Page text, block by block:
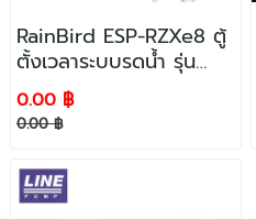
RainBird ESP-RZXe8 ตู้
ตั้งเวลาระบบรดน้ำ รุ่น
ESP-RZXe 8 ขนาด 8
สถานี Outdoor (230V)
0.00 ฿
0.00 ฿